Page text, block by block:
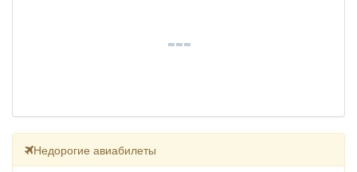
Недорогие авиабилеты